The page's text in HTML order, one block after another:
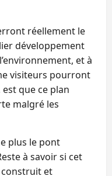
réellement le
développement
et à
visiteurs pourront
que ce plan
malgré les
plus le pont
à savoir si cet
construit et